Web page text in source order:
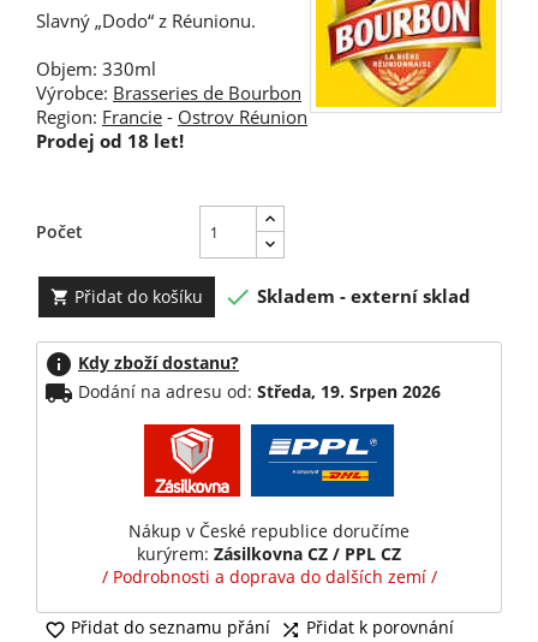
Slavný „Dodo“ z Réunionu.
Objem: 330ml
Výrobce: Brasseries de Bourbon
Region: Francie - Ostrov Réunion
Prodej od 18 let!
Počet
 Přidat do košíku  Skladem - externí sklad
info Kdy zboží dostanu?
local_shipping Dodání na adresu od: Středa, 19. Srpen 2026
Nákup v České republice doručíme
kurýrem: Zásilkovna CZ / PPL CZ
/ Podrobnosti a doprava do dalších zemí /
 Přidat do seznamu přání  Přidat k porovnání